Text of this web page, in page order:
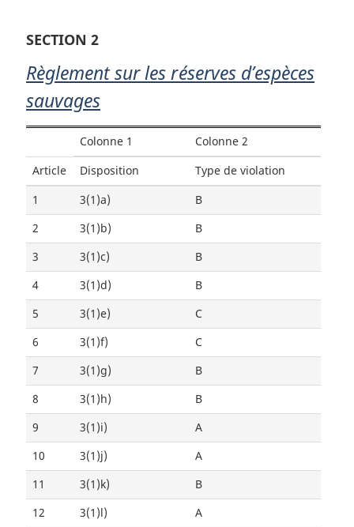
SECTION 2
Règlement sur les réserves d’espèces
sauvages
Colonne 1 Colonne 2
Article Disposition Type de violation
1 3(1)a)
B
2
3(1)b)
B
3
3(1)c)
B
4
3(1)d)
B
5
3(1)e)
C
6
3(1)f)
C
7
3(1)g)
B
8
3(1)h)
B
9
3(1)i)
A
10
3(1)j)
A
11
3(1)k)
B
12
3(1)l)
A